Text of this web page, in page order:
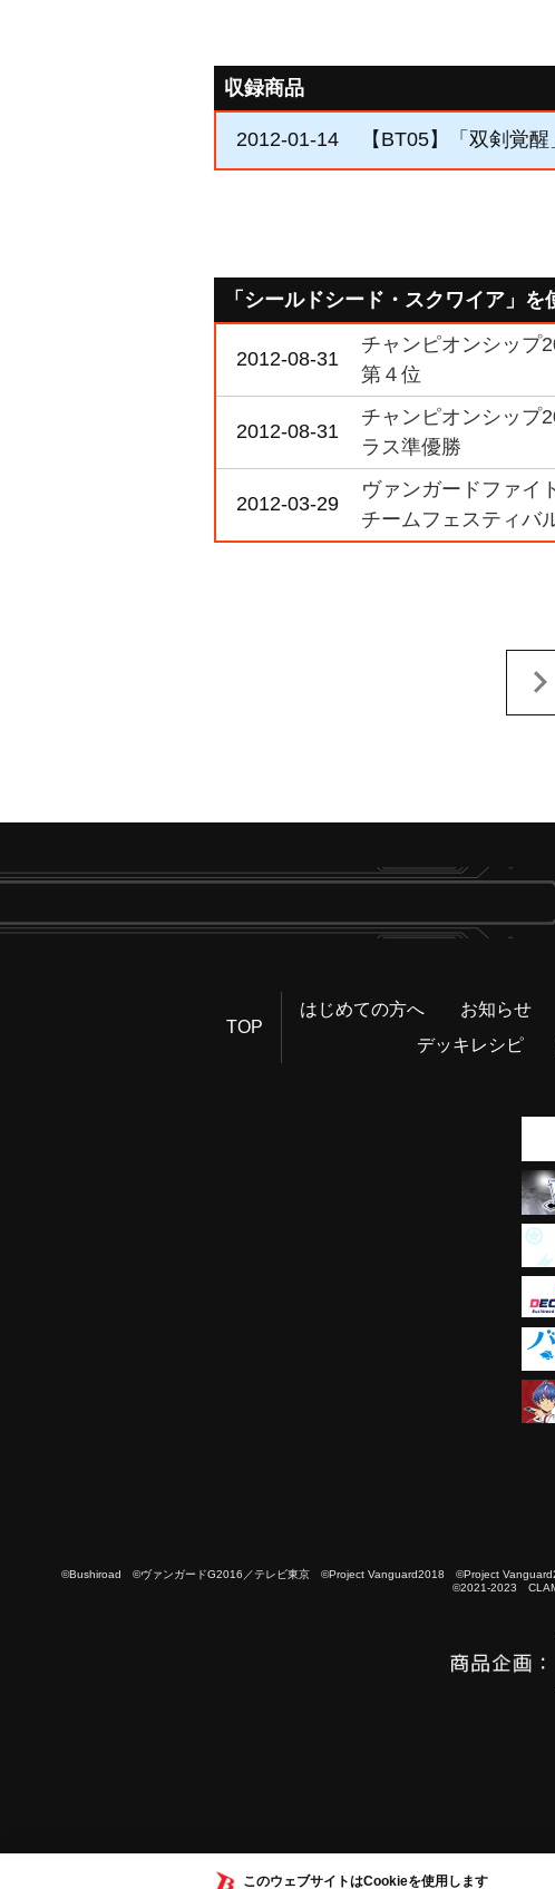
このウェブサイトはCookieを使用します
収録商品
2012-01-14 【BT05】「双剣覚醒
「シールドシード・スクワイア」
2012-08-31
チャンピオンシップ
第４位
2012-08-31
チャンピオンシップ
ラス準優勝
2012-03-29
ヴァンガードファイ
チームフェスティバ
TOP
はじめての方へ お知らせ
デッキレシピ
©Bushiroad ©ヴァンガードG2016／テレビ東京 ©Project Vanguard2018 ©Project
©2021-2023